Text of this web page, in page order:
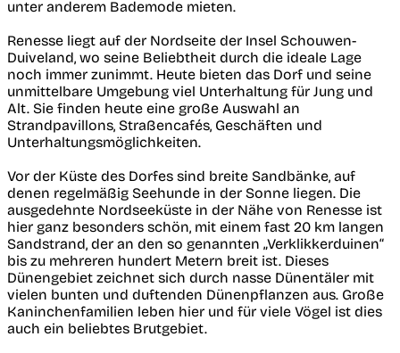
unter anderem Bademode mieten.
Renesse liegt auf der Nordseite der Insel Schouwen-
Duiveland, wo seine Beliebtheit durch die ideale Lage
noch immer zunimmt. Heute bieten das Dorf und seine
unmittelbare Umgebung viel Unterhaltung für Jung und
Alt. Sie finden heute eine große Auswahl an
Strandpavillons, Straßencafés, Geschäften und
Unterhaltungsmöglichkeiten.
Vor der Küste des Dorfes sind breite Sandbänke, auf
denen regelmäßig Seehunde in der Sonne liegen. Die
ausgedehnte Nordseeküste in der Nähe von Renesse ist
hier ganz besonders schön, mit einem fast 20 km langen
Sandstrand, der an den so genannten „Verklikkerduinen“
bis zu mehreren hundert Metern breit ist. Dieses
Dünengebiet zeichnet sich durch nasse Dünentäler mit
vielen bunten und duftenden Dünenpflanzen aus. Große
Kaninchenfamilien leben hier und für viele Vögel ist dies
auch ein beliebtes Brutgebiet.